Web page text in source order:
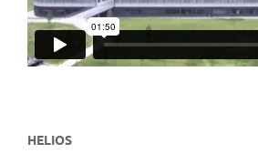
HELIOS